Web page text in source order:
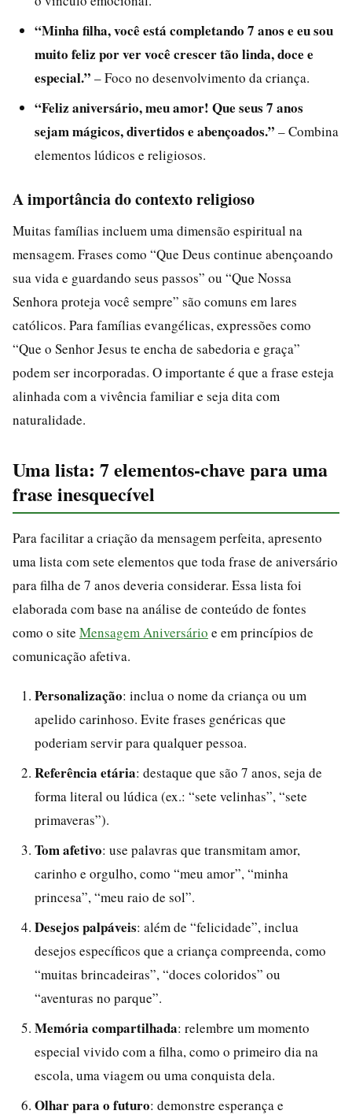
“Minha filha, você está completando 7 anos e eu sou
muito feliz por ver você crescer tão linda, doce e
especial.” – Foco no desenvolvimento da criança.
“Feliz aniversário, meu amor! Que seus 7 anos
sejam mágicos, divertidos e abençoados.” – Combina
elementos lúdicos e religiosos.
A importância do contexto religioso
Muitas famílias incluem uma dimensão espiritual na
mensagem. Frases como “Que Deus continue abençoando
sua vida e guardando seus passos” ou “Que Nossa
Senhora proteja você sempre” são comuns em lares
católicos. Para famílias evangélicas, expressões como
“Que o Senhor Jesus te encha de sabedoria e graça”
podem ser incorporadas. O importante é que a frase esteja
alinhada com a vivência familiar e seja dita com
naturalidade.
Uma lista: 7 elementos-chave para uma
frase inesquecível
Para facilitar a criação da mensagem perfeita, apresento
uma lista com sete elementos que toda frase de aniversário
para filha de 7 anos deveria considerar. Essa lista foi
elaborada com base na análise de conteúdo de fontes
como o site Mensagem Aniversário e em princípios de
comunicação afetiva.
Personalização: inclua o nome da criança ou um
apelido carinhoso. Evite frases genéricas que
poderiam servir para qualquer pessoa.
Referência etária: destaque que são 7 anos, seja de
forma literal ou lúdica (ex.: “sete velinhas”, “sete
primaveras”).
Tom afetivo: use palavras que transmitam amor,
carinho e orgulho, como “meu amor”, “minha
princesa”, “meu raio de sol”.
Desejos palpáveis: além de “felicidade”, inclua
desejos específicos que a criança compreenda, como
“muitas brincadeiras”, “doces coloridos” ou
“aventuras no parque”.
Memória compartilhada: relembre um momento
especial vivido com a filha, como o primeiro dia na
escola, uma viagem ou uma conquista dela.
Olhar para o futuro: demonstre esperança e